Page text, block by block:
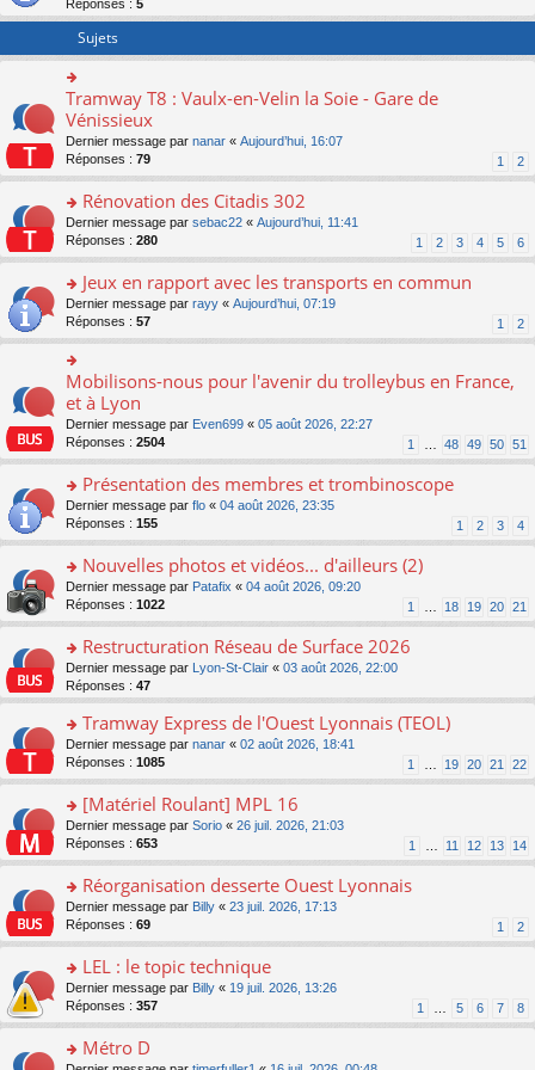
er
s
s
a
g
e
n
n
lu
le
pl
u
s
ré
c
e
Réponses : 5
Sujets
o
n
ult
er
le
m
e
s
s
a
g
e
n
o
n
lu
le
pl
u
c
e
nt
Tramway T8 : Vaulx-en-Velin la Soie - Gare de
Vénissieux
Dernier message par nanar « Aujourd’hui, 16:07
Réponses : 79 1 2
o
n
s
ult
er
le
m
e
s
s
a
g
e
n
lu
le
pl
u
s
ré
nt
Rénovation des Citadis 302
Dernier message par sebac22 « Aujourd’hui, 11:41
Réponses : 280 1 2 3 4 5 6
o
n
s
ult
er
le
m
e
s
s
a
g
e
n
lu
le
pl
u
s
ré
c
nt
Jeux en rapport avec les transports en commun
Dernier message par rayy « Aujourd’hui, 07:19
Réponses : 57 1 2
o
n
ult
er
le
m
e
s
s
a
g
e
n
o
n
lu
le
pl
u
s
ré
nt
Mobilisons-nous pour l'avenir du trolleybus en France,
et à Lyon
Dernier message par Even699 « 05 août 2026, 22:27
Réponses : 2504 1 48 49 50 51
o
n
s
ult
er
le
m
e
s
s
a
g
e
n
o
le
pl
u
s
ré
c
e
Présentation des membres et trombinoscope
Dernier message par flo « 04 août 2026, 23:35
Réponses : 155 1 2 3 4
o
n
s
ult
er
le
m
s
s
a
g
e
n
o
le
pl
u
s
ré
c
e
Nouvelles photos et vidéos... d'ailleurs (2)
Dernier message par Patafix « 04 août 2026, 09:20
Réponses : 1022 1 18 19 20 21
o
n
s
ult
er
le
s
s
a
g
e
n
o
le
pl
u
s
ré
c
Restructuration Réseau de Surface 2026
Dernier message par Lyon-St-Clair « 03 août 2026, 22:00
Réponses : 47
o
n
s
ult
er
le
m
e
s
s
a
g
n
o
n
lu
le
pl
Tramway Express de l'Ouest Lyonnais (TEOL)
Dernier message par nanar « 02 août 2026, 18:41
Réponses : 1085 1 19 20 21 22
o
n
s
ult
er
le
m
e
s
s
a
g
n
[Matériel Roulant] MPL 16
Dernier message par Sorio « 26 juil. 2026, 21:03
Réponses : 653 1 11 12 13 14
o
n
s
ult
er
le
m
e
s
Réorganisation desserte Ouest Lyonnais
Dernier message par Billy « 23 juil. 2026, 17:13
Réponses : 69 1 2
o
n
s
ult
er
LEL : le topic technique
Dernier message par Billy « 19 juil. 2026, 13:26
Réponses : 357 1 5 6 7 8
Métro D